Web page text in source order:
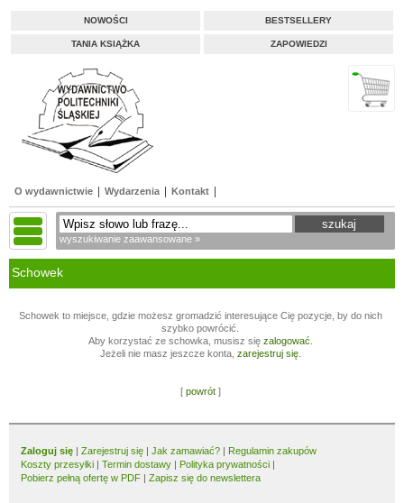
NOWOŚCI BESTSELLERY
TANIA KSIĄŻKA ZAPOWIEDZI
O wydawnictwie Wydarzenia Kontakt
wyszukiwanie zaawansowane »
Schowek
Schowek to miejsce, gdzie możesz gromadzić interesujące Cię pozycje, by do nich
szybko powrócić.
Aby korzystać ze schowka, musisz się zalogować
Jeżeli nie masz jeszcze konta, zarejestruj się.
[ powrót]
Zaloguj się | Zarejestruj się | Jak zamawiać? | Regulamin zakupów
Koszty przesyłki | Termin dostawy | Polityka prywatności |
Pobierz pełną ofertę w PDF | Zapisz się do newslettera